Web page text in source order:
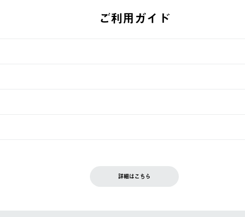
ご利用ガイド
します。
ジュールをご案内いたします。）
詳細はこちら